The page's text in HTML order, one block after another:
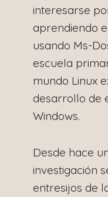
interesarse
aprendiendo
usando Ms-
escuela
mundo Linux
desarrollo de
Windows.
Desde hace
investigación
entresijos de